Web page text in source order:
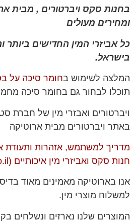
בחנות סקס ויברטורים , מבית
ומחירים מעולים
כל אביזרי המין החדישים ביותר
בישראל.
המלצה לשימוש בחומר סיכה על
תוכלו לבחור גם בחומר סיכה
ויברטורים ואבזרי מין של חברת
באתר ויברטורים מבית ארוטיקה
מדריך למשתמש, אזהרות ותעודת
חנות סקס ואביזרי מין איכותיים (eroticashop.co.il)
אנו בארוטיקה מאמינים מאוד
למשלוח מוצרי מין.
המוצרים שלנו נארזים ונשלחים